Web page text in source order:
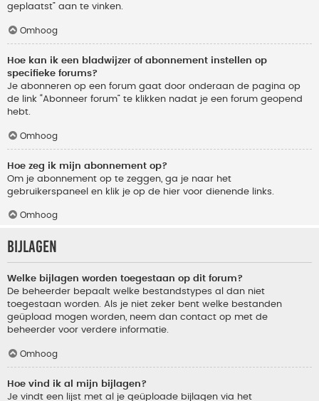
geplaatst” aan te vinken.
Omhoog
Hoe kan ik een bladwijzer of abonnement instellen op
specifieke forums?
Je abonneren op een forum gaat door onderaan de pagina op
de link “Abonneer forum” te klikken nadat je een forum geopend
hebt.
Omhoog
Hoe zeg ik mijn abonnement op?
Om je abonnement op te zeggen, ga je naar het
gebruikerspaneel en klik je op de hier voor dienende links.
Omhoog
Bijlagen
Welke bijlagen worden toegestaan op dit forum?
De beheerder bepaalt welke bestandstypes al dan niet
toegestaan worden. Als je niet zeker bent welke bestanden
geüpload mogen worden, neem dan contact op met de
beheerder voor verdere informatie.
Omhoog
Hoe vind ik al mijn bijlagen?
Je vindt een lijst met al je geüploade bijlagen via het